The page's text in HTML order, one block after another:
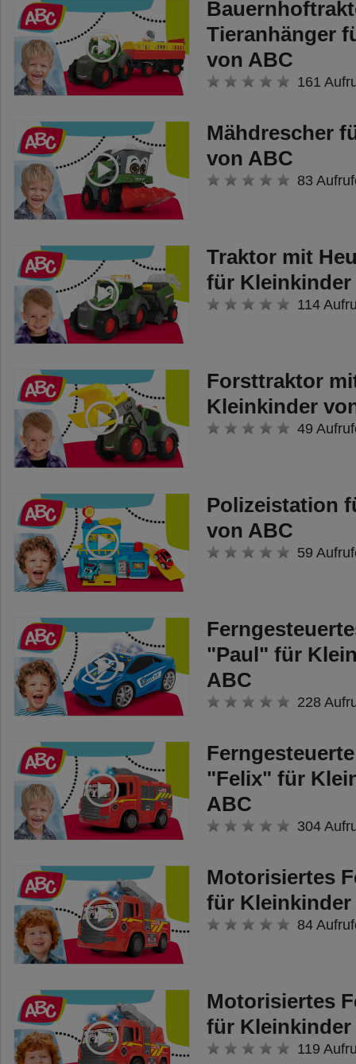
Tieranhänger
von ABC
161
Mähdrescher
von ABC
83
Traktor mit
für Kleinkinder
114
Forsttraktor
Kleinkinder
49
Polizeistation
von ABC
59
"Paul" für
ABC
228
"Felix" für
ABC
304
Motorisiertes
für Kleinkinder
84
Motorisiertes
für Kleinkinder
119